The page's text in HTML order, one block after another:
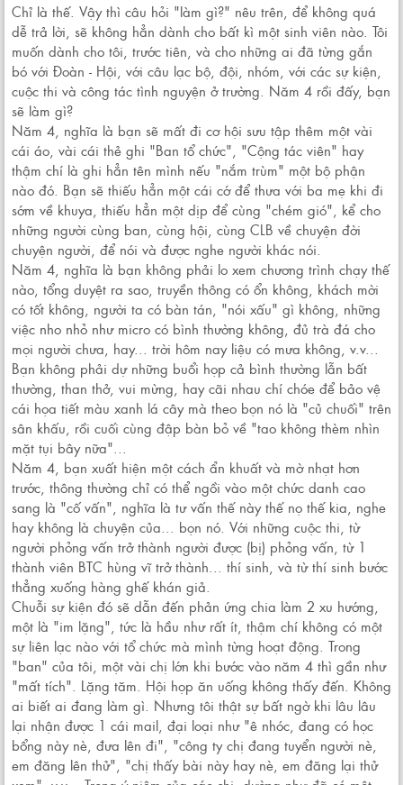
Chỉ là thế. Vậy thì câu hỏi "làm gì?" nêu trên, để không quá
dễ trả lời, sẽ không hẳn dành cho bất kì một sinh viên nào. Tôi
muốn dành cho tôi, trước tiên, và cho những ai đã từng gắn
bó với Đoàn - Hội, với câu lạc bộ, đội, nhóm, với các sự kiện,
cuộc thi và công tác tình nguyện ở trường. Năm 4 rồi đấy, bạn
sẽ làm gì?
Năm 4, nghĩa là bạn sẽ mất đi cơ hội sưu tập thêm một vài
cái áo, vài cái thẻ ghi "Ban tổ chức", "Cộng tác viên" hay
thậm chí là ghi hẳn tên mình nếu "nắm trùm" một bộ phận
nào đó. Bạn sẽ thiếu hẳn một cái cớ để thưa với ba mẹ khi đi
sớm về khuya, thiếu hẳn một dịp để cùng "chém gió", kể cho
những người cùng ban, cùng hội, cùng CLB về chuyện đời
chuyện người, để nói và được nghe người khác nói.
Năm 4, nghĩa là bạn không phải lo xem chương trình chạy thế
nào, tổng duyệt ra sao, truyền thông có ổn không, khách mời
có tốt không, người ta có bàn tán, "nói xấu" gì không, những
việc nho nhỏ như micro có bình thường không, đủ trà đá cho
mọi người chưa, hay... trời hôm nay liệu có mưa không, v.v...
Bạn không phải dự những buổi họp cả bình thường lẫn bất
thường, than thở, vui mừng, hay cãi nhau chí chóe để bảo vệ
cái họa tiết màu xanh lá cây mà theo bọn nó là "củ chuối" trên
sân khấu, rồi cuối cùng đập bàn bỏ về "tao không thèm nhìn
mặt tụi bây nữa"...
Năm 4, bạn xuất hiện một cách ẩn khuất và mờ nhạt hơn
trước, thông thường chỉ có thể ngồi vào một chức danh cao
sang là "cố vấn", nghĩa là tư vấn thế này thế nọ thế kia, nghe
hay không là chuyện của... bọn nó. Với những cuộc thi, từ
người phỏng vấn trở thành người được (bị) phỏng vấn, từ 1
thành viên BTC hùng vĩ trở thành... thí sinh, và từ thí sinh bước
thẳng xuống hàng ghế khán giả.
Chuỗi sự kiện đó sẽ dẫn đến phản ứng chia làm 2 xu hướng,
một là "im lặng", tức là hầu như rất ít, thậm chí không có một
sự liên lạc nào với tổ chức mà mình từng hoạt động. Trong
"ban" của tôi, một vài chị lớn khi bước vào năm 4 thì gần như
"mất tích". Lặng tăm. Hội họp ăn uống không thấy đến. Không
ai biết ai đang làm gì. Nhưng tôi thật sự bất ngờ khi lâu lâu
lại nhận được 1 cái mail, đại loại như "ê nhóc, đang có học
bổng này nè, đưa lên đi", "công ty chị đang tuyển người nè,
em đăng lên thử", "chị thấy bài này hay nè, em đăng lại thử